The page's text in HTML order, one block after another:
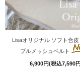
Lisaオリジナル ソフト合
ブルメッシュベルト
6,900円(税込7,590